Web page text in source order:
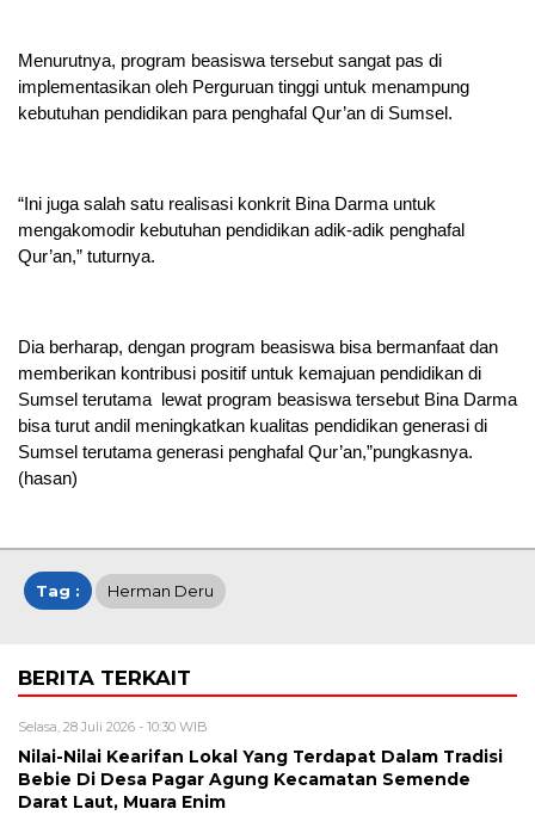
Menurutnya, program beasiswa tersebut sangat pas di
implementasikan oleh Perguruan tinggi untuk menampung
kebutuhan pendidikan para penghafal Qur’an di Sumsel.
“Ini juga salah satu realisasi konkrit Bina Darma untuk
mengakomodir kebutuhan pendidikan adik-adik penghafal
Qur’an,” tuturnya.
Dia berharap, dengan program beasiswa bisa bermanfaat dan
memberikan kontribusi positif untuk kemajuan pendidikan di
Sumsel terutama lewat program beasiswa tersebut Bina Darma
bisa turut andil meningkatkan kualitas pendidikan generasi di
Sumsel terutama generasi penghafal Qur’an,”pungkasnya.
(hasan)
Tag : Herman Deru
BERITA TERKAIT
Selasa, 28 Juli 2026 - 10:30 WIB
Nilai-Nilai Kearifan Lokal Yang Terdapat Dalam Tradisi
Bebie Di Desa Pagar Agung Kecamatan Semende
Darat Laut, Muara Enim